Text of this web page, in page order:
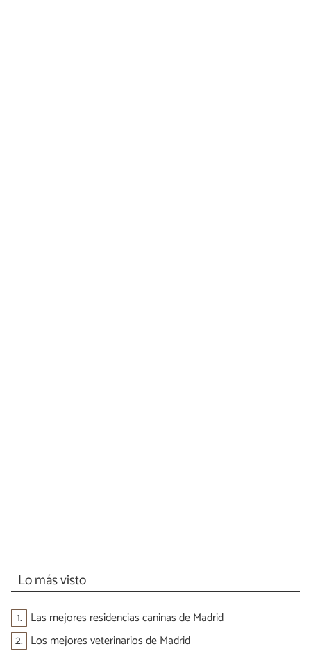
Lo más visto
1. Las mejores residencias caninas de Madrid
2. Los mejores veterinarios de Madrid